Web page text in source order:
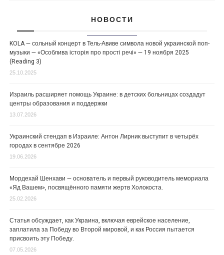
НОВОСТИ
KOLA — сольный концерт в Тель-Авиве символа новой украинской поп-
музыки — «Особлива історія про прості речі» — 19 ноября 2025
(Reading 3)
25.10.2025
Израиль расширяет помощь Украине: в детских больницах создадут
центры образования и поддержки
13.07.2026
Украинский стендап в Израиле: Антон Лирник выступит в четырёх
городах в сентябре 2026
19.06.2026
Мордехай Шенхави — основатель и первый руководитель мемориала
«Яд Вашем», посвящённого памяти жертв Холокоста.
25.02.2026
Статья обсуждает, как Украина, включая еврейское население,
заплатила за Победу во Второй мировой, и как Россия пытается
присвоить эту Победу.
07.05.2026